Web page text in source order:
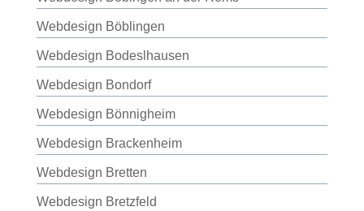
Webdesign Böblingen
Webdesign Bodeslhausen
Webdesign Bondorf
Webdesign Bönnigheim
Webdesign Brackenheim
Webdesign Bretten
Webdesign Bretzfeld